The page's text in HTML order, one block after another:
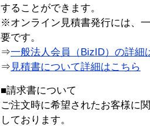
することができます。
※オンライン見積書発行には、
要です。
⇒一般法人会員（BizID）の詳細
⇒ 見積書について詳細はこちら
■請求書について
ご注文時に希望されたお客様に
しております。